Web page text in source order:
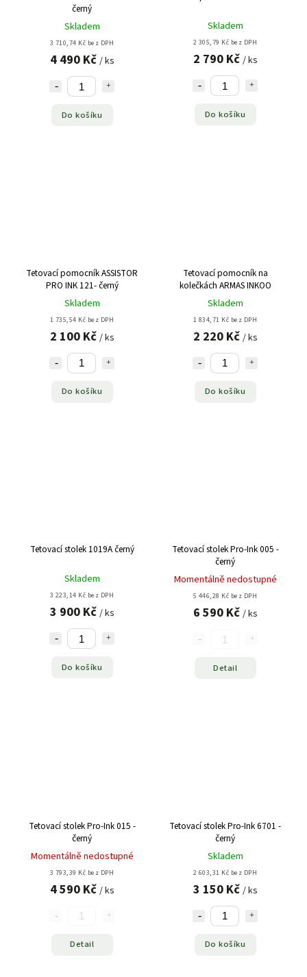
černý
Skladem
3 710,74 Kč bez DPH
4 490 Kč / ks
Do košíku
Skladem
2 305,79 Kč bez DPH
2 790 Kč / ks
Do košíku
Tetovací pomocník ASSISTOR
PRO INK 121- černý
Skladem
1 735,54 Kč bez DPH
2 100 Kč / ks
Do košíku
Tetovací pomocník na
kolečkách ARMAS INKOO
Skladem
1 834,71 Kč bez DPH
2 220 Kč / ks
Do košíku
Tetovací stolek 1019A černý
Skladem
3 223,14 Kč bez DPH
3 900 Kč / ks
Do košíku
Tetovací stolek Pro-Ink 005 -
černý
Momentálně nedostupné
5 446,28 Kč bez DPH
6 590 Kč / ks
Detail
Tetovací stolek Pro-Ink 015 -
černý
Momentálně nedostupné
3 793,39 Kč bez DPH
4 590 Kč / ks
Detail
Tetovací stolek Pro-Ink 6701 -
černý
Skladem
2 603,31 Kč bez DPH
3 150 Kč / ks
Do košíku